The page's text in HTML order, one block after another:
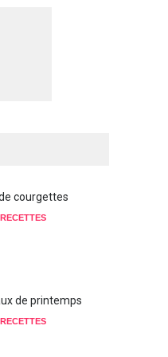
courgettes
de printemps